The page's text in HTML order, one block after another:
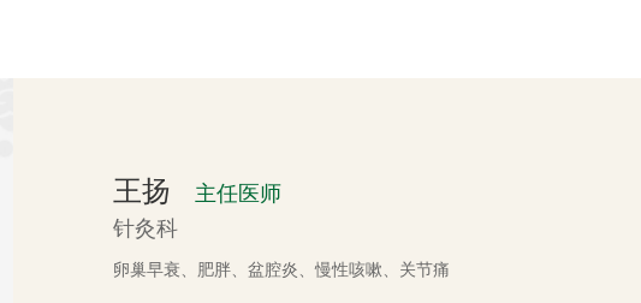
王扬
主任医师
针灸科
卵巢早衰、肥胖、盆腔炎、慢性咳嗽、关节痛